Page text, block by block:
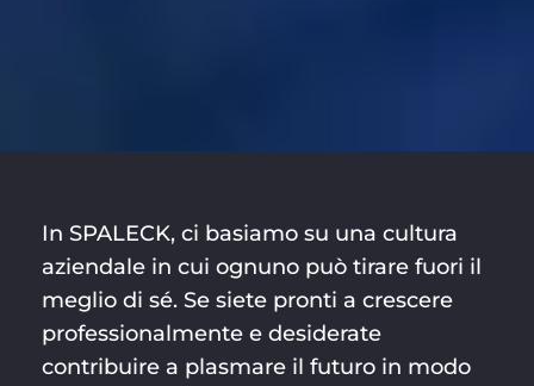
In SPALECK, ci basiamo su una cultura
aziendale in cui ognuno può tirare fuori il
meglio di sé. Se siete pronti a crescere
professionalmente e desiderate
contribuire a plasmare il futuro in modo